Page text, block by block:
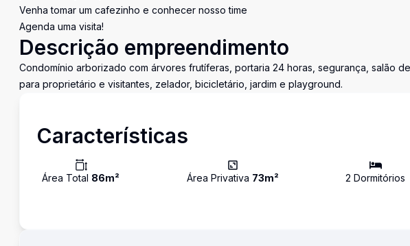
Venha tomar um cafezinho e conhecer nosso time
Agenda uma visita!
Descrição empreendimento
Condomínio arborizado com árvores frutíferas, portaria 24 horas, segurança, salão
para proprietário e visitantes, zelador, bicicletário, jardim e playground.
Características
Área Total 86m² Área Privativa 73m² 2 Dormitórios